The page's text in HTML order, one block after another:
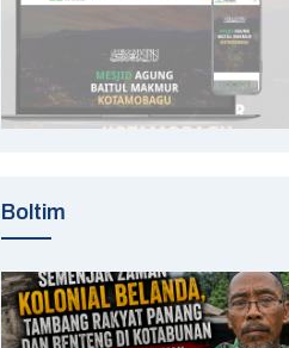
Boltim